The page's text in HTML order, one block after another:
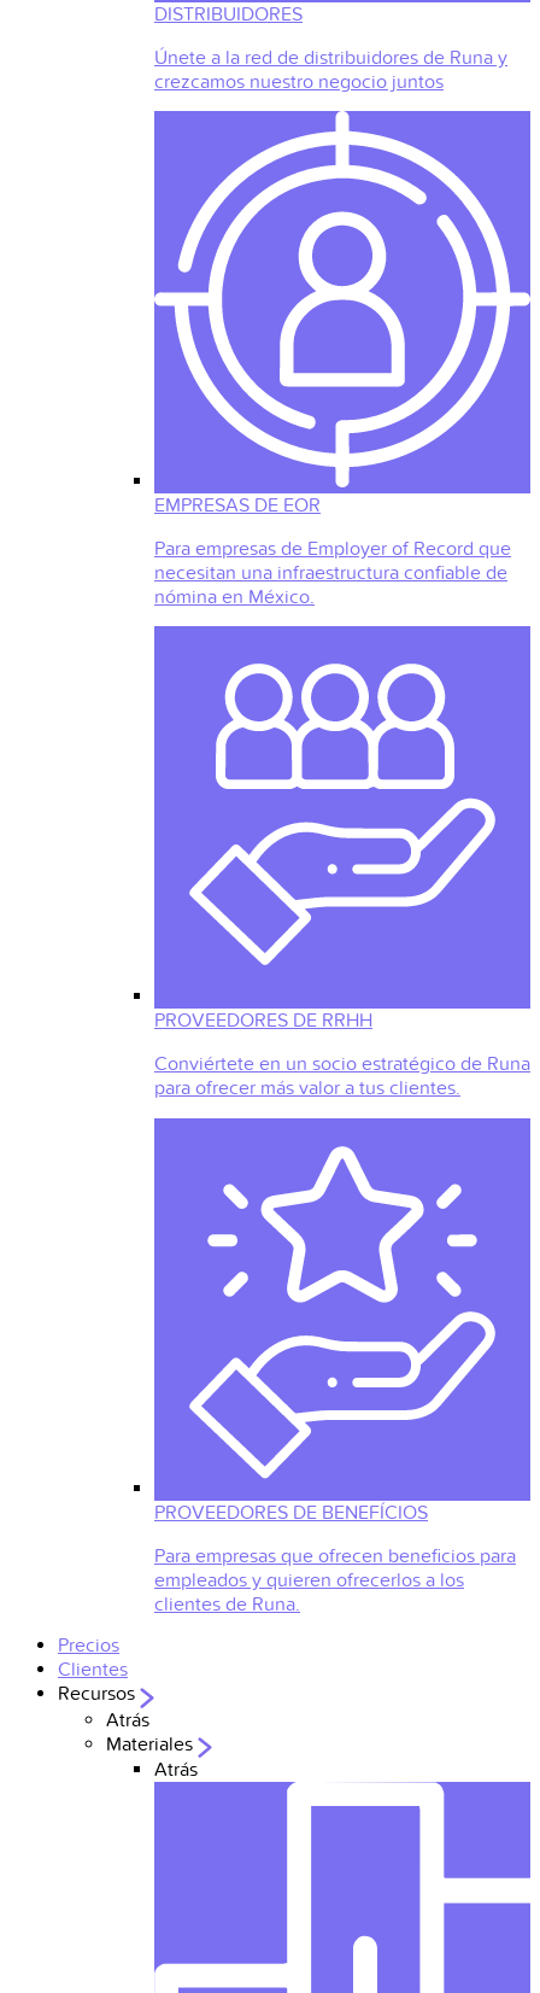
DISTRIBUIDORES
Únete a la red de distribuidores de Runa y
crezcamos nuestro negocio juntos
EMPRESAS DE EOR
Para empresas de Employer of Record que
necesitan una infraestructura confiable de
nómina en México.
PROVEEDORES DE RRHH
Conviértete en un socio estratégico de Runa
para ofrecer más valor a tus clientes.
PROVEEDORES DE BENEFÍCIOS
Para empresas que ofrecen beneficios para
empleados y quieren ofrecerlos a los
clientes de Runa.
Precios
Clientes
Recursos
Atrás
Materiales
Atrás